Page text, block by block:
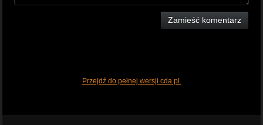
Zamieść komentarz
Przejdź do pełnej wersji cda.pl